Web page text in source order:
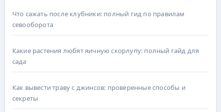
Что сажать после клубники: полный гид по правилам
севооборота
Какие растения любят яичную скорлупу: полный гайд для
сада
Как вывести траву с джинсов: проверенные способы и
секреты